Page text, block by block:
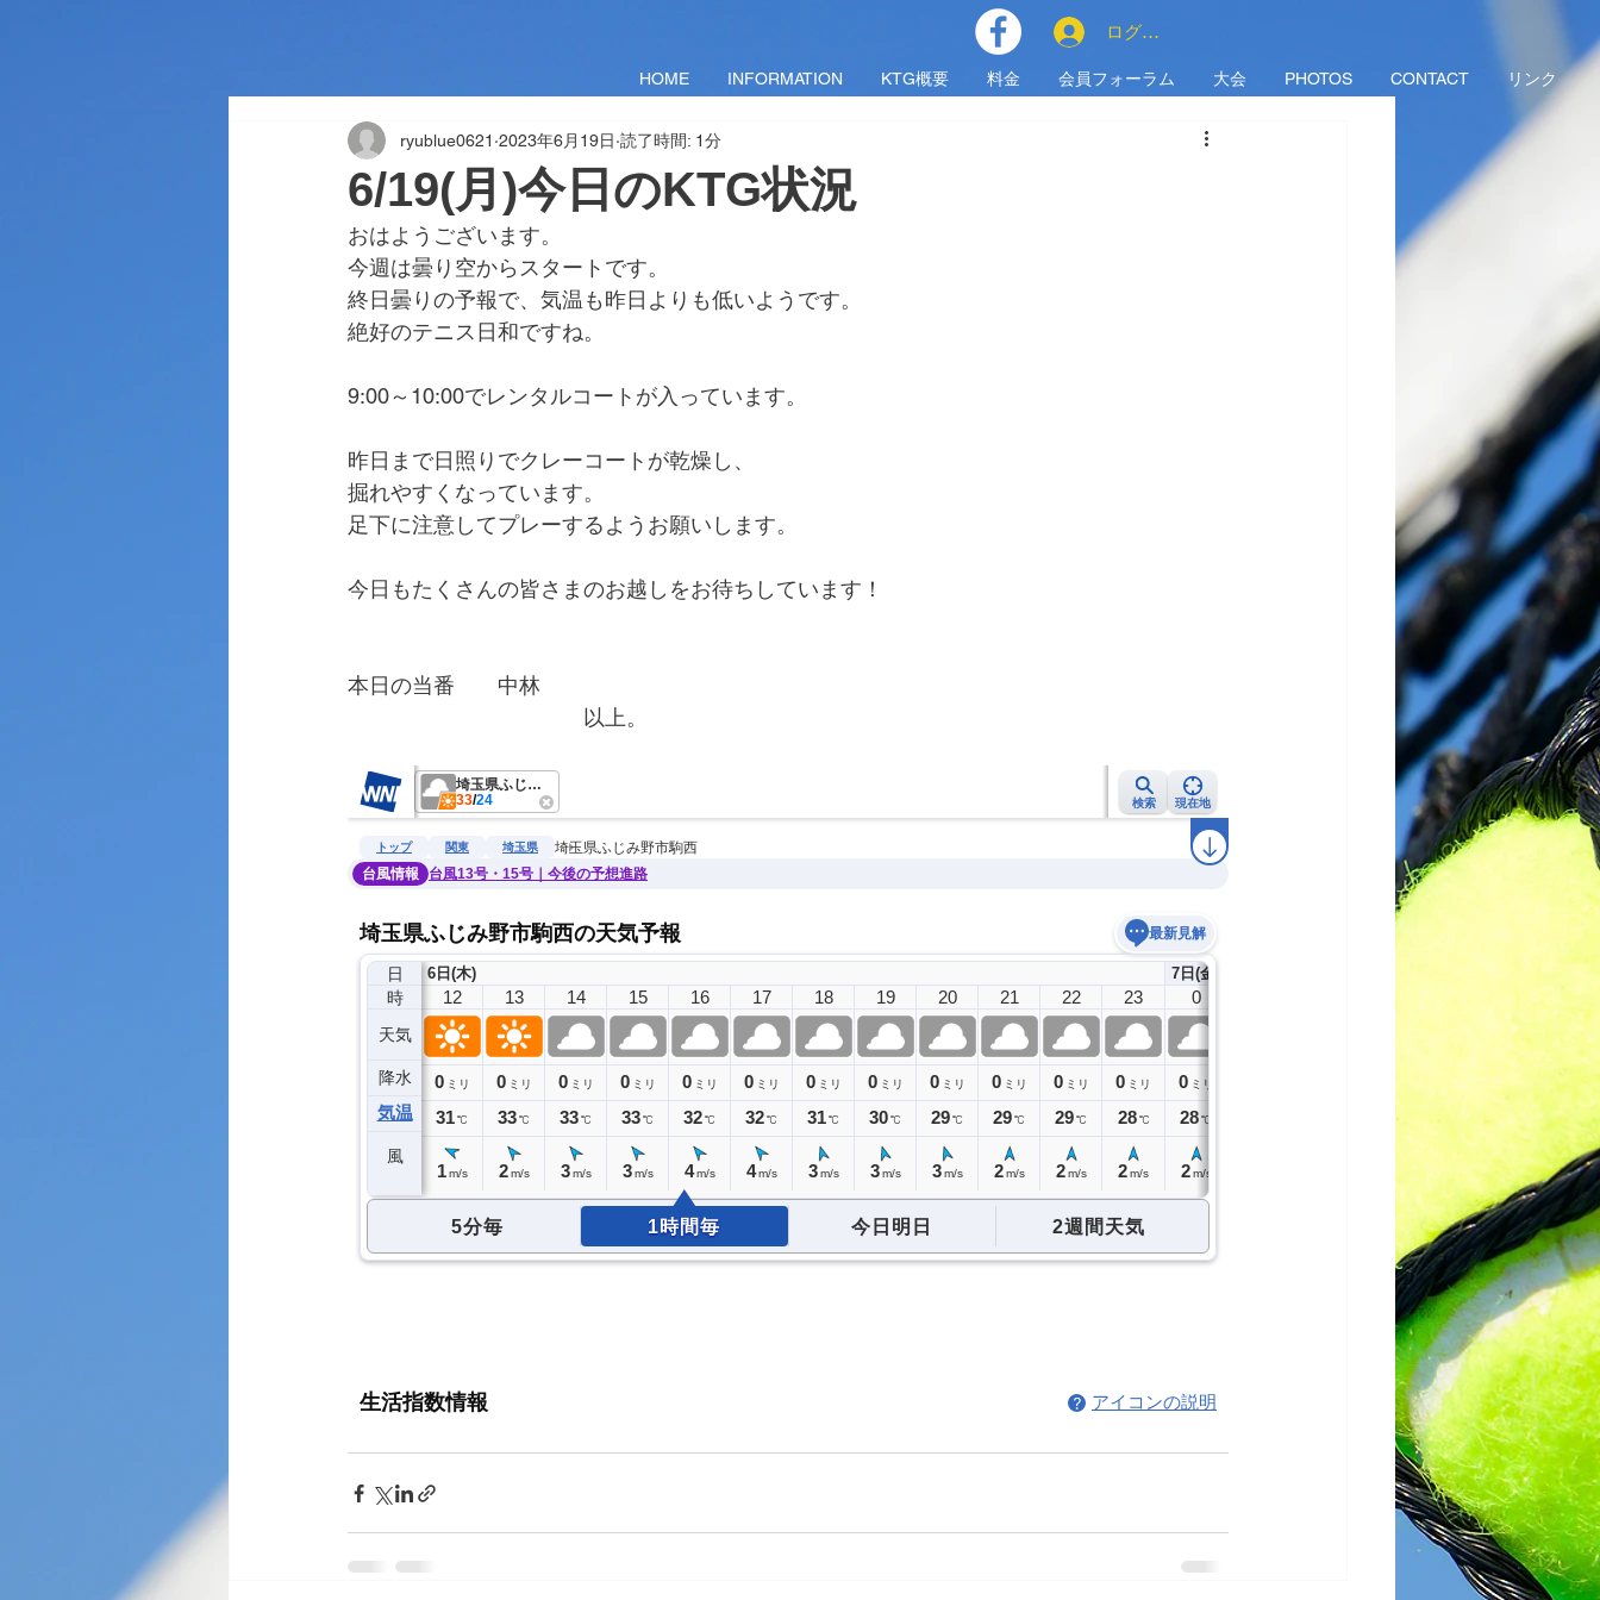
HOME INFORMATION KTG概要 料金 会員フォーラム 大会 PHOTOS CONTACT リンク
ログイン
6/19(月)今日のKTG状況
ryublue0621 2023年6月19日 読了時間: 1分
おはようございます。
今週は曇り空からスタートです。
終日曇りの予報で、気温も昨日よりも低いようです。
絶好のテニス日和ですね。
9:00～10:00でレンタルコートが入っています。
昨日まで日照りでクレーコートが乾燥し、
掘れやすくなっています。
足下に注意してプレーするようお願いします。
今日もたくさんの皆さまのお越しをお待ちしています！
本日の当番　　中林
以上。